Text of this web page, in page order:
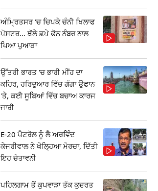
ਅੰਮ੍ਰਿਤਸਰ 'ਚ ਚਿਪਕੇ ਚੰਨੀ ਖਿਲਾਫ
ਪੋਸਟਰ... ਥੱਲੇ ਛਪੇ ਫੋਨ ਨੰਬਰ ਨਾਲ
ਪਿਆ ਪੁਆੜਾ
ਉੱਤਰੀ ਭਾਰਤ 'ਚ ਭਾਰੀ ਮੀਂਹ ਦਾ
ਕਹਿਰ, ਹਰਿਦੁਆਰ ਵਿੱਚ ਗੰਗਾ ਉਫਾਨ
'ਤੇ, ਕਈ ਸੂਬਿਆਂ ਵਿੱਚ ਬਚਾਅ ਕਾਰਜ
ਜਾਰੀ
E-20 ਪੈਟਰੋਲ ਨੂੰ ਲੈ ਅਰਵਿੰਦ
ਕੇਜਰੀਵਾਲ ਨੇ ਖੋਲ੍ਹਿਆ ਮੋਰਚਾ, ਦਿੱਤੀ
ਇਹ ਚੇਤਾਵਨੀ
ਪਹਿਲਗਾਮ ਤੋਂ ਕੁਪਵਾੜਾ ਤੱਕ ਕੁਦਰਤ